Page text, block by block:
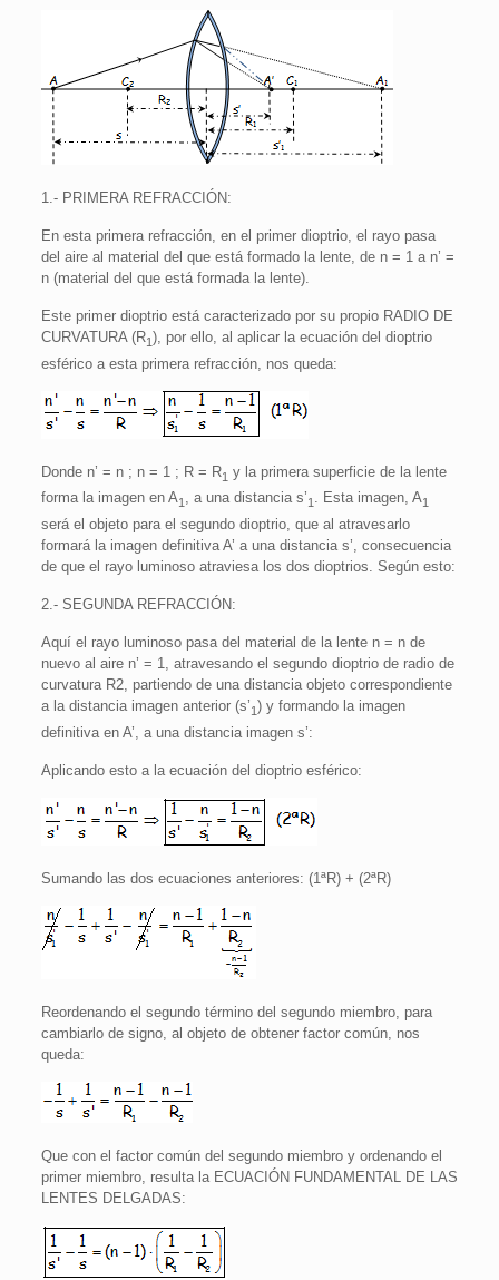
1.- PRIMERA REFRACCIÓN:
En esta primera refracción, en el primer dioptrio, el rayo pasa
del aire al material del que está formado la lente, de n = 1 a n’ =
n (material del que está formada la lente).
Este primer dioptrio está caracterizado por su propio RADIO DE
CURVATURA (R1), por ello, al aplicar la ecuación del dioptrio
esférico a esta primera refracción, nos queda:
Donde n’ = n ; n = 1 ; R = R1 y la primera superficie de la lente
forma la imagen en A1 , a una distancia s’1 . Esta imagen, A1
será el objeto para el segundo dioptrio, que al atravesarlo
formará la imagen definitiva A’ a una distancia s’, consecuencia
de que el rayo luminoso atraviesa los dos dioptrios. Según esto:
2.- SEGUNDA REFRACCIÓN:
Aquí el rayo luminoso pasa del material de la lente n = n de
nuevo al aire n’ = 1, atravesando el segundo dioptrio de radio de
curvatura R2, partiendo de una distancia objeto correspondiente
a la distancia imagen anterior (s’1) y formando la imagen
definitiva en A’, a una distancia imagen s’:
Aplicando esto a la ecuación del dioptrio esférico:
Sumando las dos ecuaciones anteriores: (1ªR) + (2ªR)
Reordenando el segundo término del segundo miembro, para
cambiarlo de signo, al objeto de obtener factor común, nos
queda:
Que con el factor común del segundo miembro y ordenando el
primer miembro, resulta la ECUACIÓN FUNDAMENTAL DE LAS
LENTES DELGADAS: